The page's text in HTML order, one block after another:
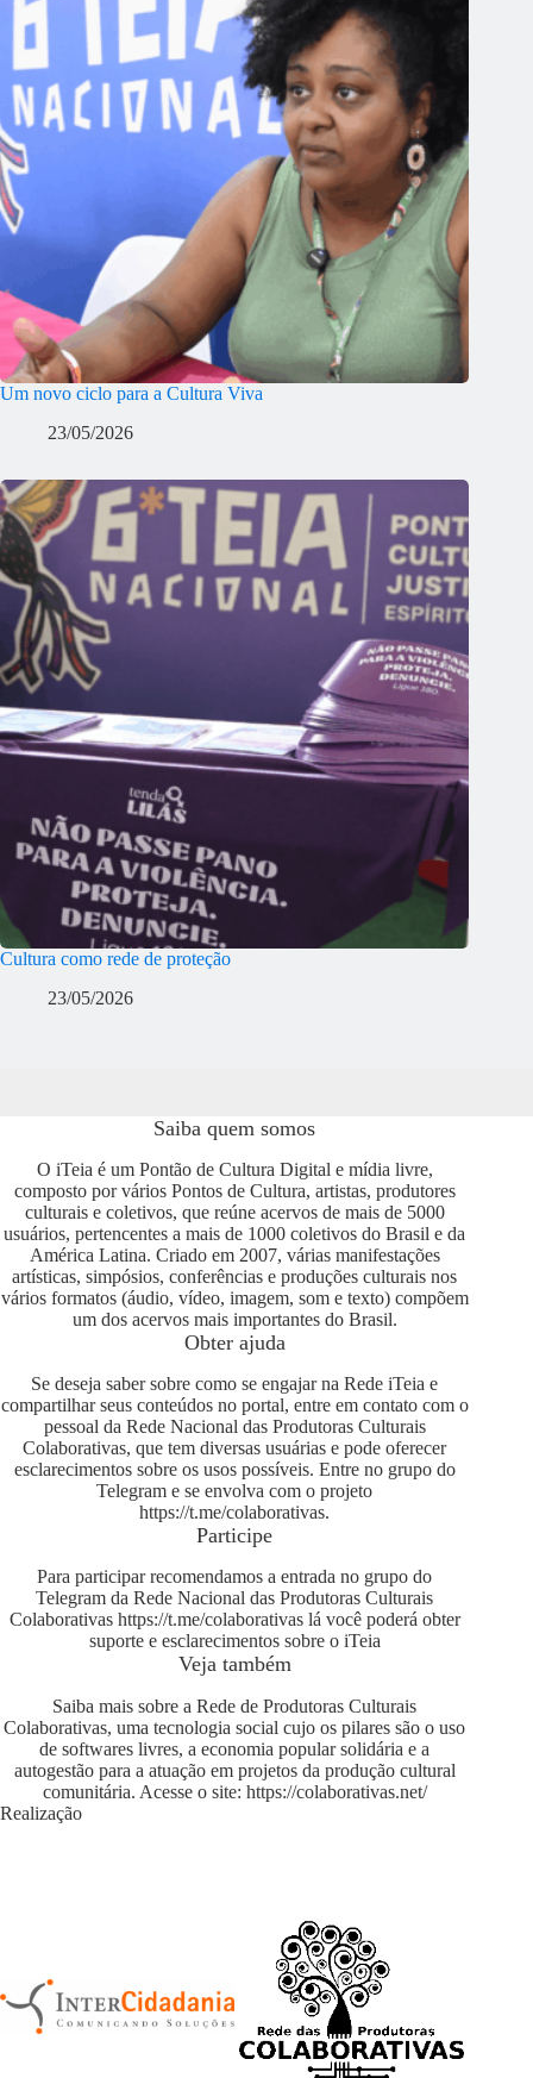
Um novo ciclo para a Cultura Viva
23/05/2026
Cultura como rede de proteção
23/05/2026
Saiba quem somos
O iTeia é um Pontão de Cultura Digital e mídia livre,
composto por vários Pontos de Cultura, artistas, produtores
culturais e coletivos, que reúne acervos de mais de 5000
usuários, pertencentes a mais de 1000 coletivos do Brasil e da
América Latina. Criado em 2007, várias manifestações
artísticas, simpósios, conferências e produções culturais nos
vários formatos (áudio, vídeo, imagem, som e texto) compõem
um dos acervos mais importantes do Brasil.
Obter ajuda
Se deseja saber sobre como se engajar na Rede iTeia e
compartilhar seus conteúdos no portal, entre em contato com o
pessoal da Rede Nacional das Produtoras Culturais
Colaborativas, que tem diversas usuárias e pode oferecer
esclarecimentos sobre os usos possíveis. Entre no grupo do
Telegram e se envolva com o projeto
https://t.me/colaborativas.
Participe
Para participar recomendamos a entrada no grupo do
Telegram da Rede Nacional das Produtoras Culturais
Colaborativas https://t.me/colaborativaslá você poderá obter
suporte e esclarecimentos sobre o iTeia
Veja também
Saiba mais sobre a Rede de Produtoras Culturais
Colaborativas, uma tecnologia social cujo os pilares são o uso
de softwares livres, a economia popular solidária e a
autogestão para a atuação em projetos da produção cultural
comunitária. Acesse o site: https://colaborativas.net/
Realização